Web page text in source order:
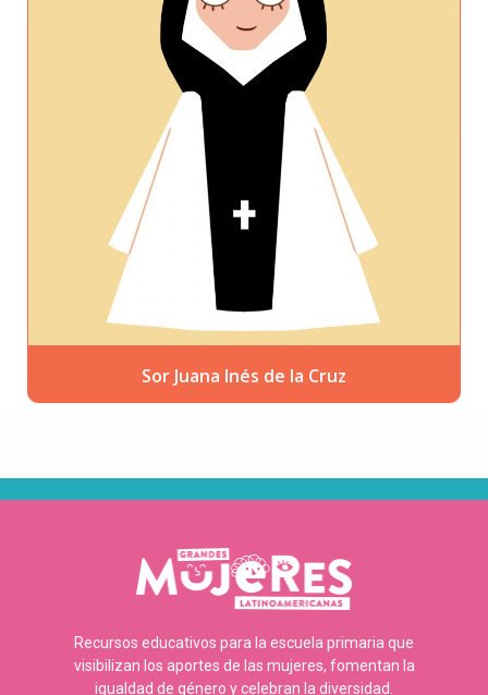
Sor Juana Inés de la Cruz
Recursos educativos para la escuela primaria que
visibilizan los aportes de las mujeres, fomentan la
igualdad de género y celebran la diversidad.